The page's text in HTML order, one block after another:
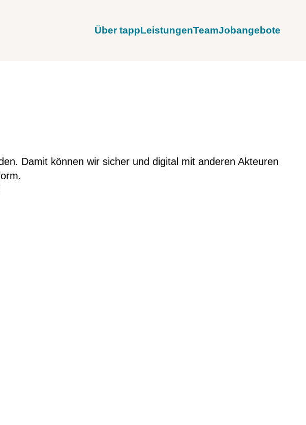
Über tappLeistungenTeamJobangebote
Damit können wir sicher und digital mit anderen Akteuren